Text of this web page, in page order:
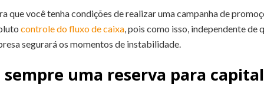
que você tenha condições de realizar uma campanha de
controle do fluxo de caixa , pois como isso, independente de
segurará os momentos de instabilidade.
sempre uma reserva para